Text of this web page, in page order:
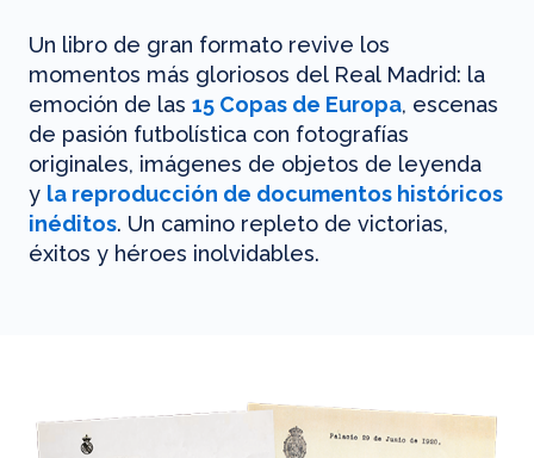
Un libro de gran formato revive los
momentos más gloriosos del Real Madrid: la
emoción de las 15 Copas de Europa, escenas
de pasión futbolística con fotografías
originales, imágenes de objetos de leyenda
y la reproducción de documentos históricos
inéditos. Un camino repleto de victorias,
éxitos y héroes inolvidables.